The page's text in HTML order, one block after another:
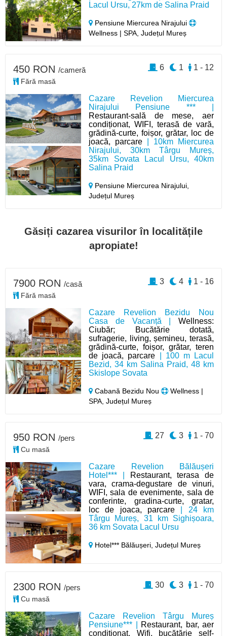
Lacul Ursu, 27km de Salina Praid
Pensiune Miercurea Nirajului
Wellness | SPA, Județul Mureș
Cazare Revelion Miercurea
Nirajului Pensiune *** |
Restaurant-sală de mese, aer
condiționat, WIFI, terasă de vară,
grădină-curte, foișor, grătar, loc de
joacă, parcare | 10km Miercurea
Nirajului, 30km Târgu Mureș,
35km Sovata Lacul Ursu, 40km
Salina Praid
Pensiune Miercurea Nirajului,
Județul Mureș
450 RON /cameră
Fără masă
1 - 12
1
6
Găsiți cazarea visurilor în localitățile
apropiate!
Cazare Revelion Bezidu Nou
Casa de Vacanță | Wellness:
Ciubăr; Bucătărie dotată,
sufragerie, living, șemineu, terasă,
grădină-curte, foișor, grătar, teren
de joacă, parcare | 100 m Lacul
Bezid, 34 km Salina Praid, 48 km
Skislope Sovata
Cabană Bezidu Nou
Wellness |
SPA, Județul Mureș
7900 RON /casă
Fără masă
1 - 16
4
3
Cazare Revelion Bălăușeri
Hotel*** |
Restaurant, terasa de
vara, crama-degustare de vinuri,
WIFI, sala de evenimente, sala de
conferinte, gradina-curte, gratar,
loc de joaca, parcare | 24 km
Târgu Mureș, 31 km Sighișoara,
36 km Sovata Lacul Ursu
Hotel*** Bălăușeri,Județul Mureș
950 RON /pers
Cu masă
1 - 70
3
27
Cazare Revelion Târgu Mureș
Pensiune*** |
Restaurant, bar, aer
condiționat, Wifi, bucătărie self-
2300 RON /pers
Cu masă
1 - 70
3
30